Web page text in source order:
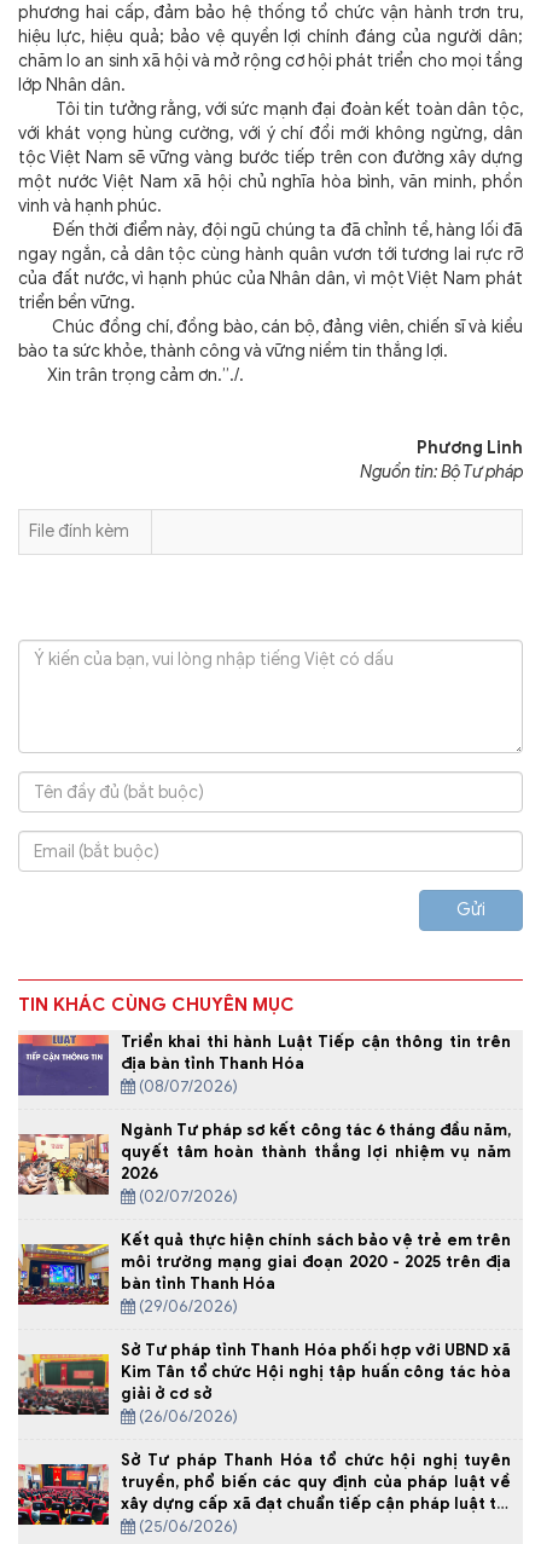
phương hai cấp, đảm bảo hệ thống tổ chức vận hành trơn tru,
hiệu lực, hiệu quả; bảo vệ quyền lợi chính đáng của người dân;
chăm lo an sinh xã hội và mở rộng cơ hội phát triển cho mọi tầng
lớp Nhân dân.
Tôi tin tưởng rằng, với sức mạnh đại đoàn kết toàn dân tộc,
với khát vọng hùng cường, với ý chí đổi mới không ngừng, dân
tộc Việt Nam sẽ vững vàng bước tiếp trên con đường xây dựng
một nước Việt Nam xã hội chủ nghĩa hòa bình, văn minh, phồn
vinh và hạnh phúc.
Đến thời điểm này, đội ngũ chúng ta đã chỉnh tề, hàng lối đã
ngay ngắn, cả dân tộc cùng hành quân vươn tới tương lai rực rỡ
của đất nước, vì hạnh phúc của Nhân dân, vì một Việt Nam phát
triển bền vững.
Chúc đồng chí, đồng bào, cán bộ, đảng viên, chiến sĩ và kiều
bào ta sức khỏe, thành công và vững niềm tin thắng lợi.
Xin trân trọng cảm ơn.”./.
Phương Linh
Nguồn tin: Bộ Tư pháp
File đính kèm
Gửi
TIN KHÁC CÙNG CHUYÊN MỤC
Triển khai thi hành Luật Tiếp cận thông tin trên
địa bàn tỉnh Thanh Hóa
(08/07/2026)
Ngành Tư pháp sơ kết công tác 6 tháng đầu năm,
quyết tâm hoàn thành thắng lợi nhiệm vụ năm
2026
(02/07/2026)
Kết quả thực hiện chính sách bảo vệ trẻ em trên
môi trường mạng giai đoạn 2020 - 2025 trên địa
bàn tỉnh Thanh Hóa
(29/06/2026)
Sở Tư pháp tỉnh Thanh Hóa phối hợp với UBND xã
Kim Tân tổ chức Hội nghị tập huấn công tác hòa
giải ở cơ sở
(26/06/2026)
Sở Tư pháp Thanh Hóa tổ chức hội nghị tuyên
truyền, phổ biến các quy định của pháp luật về
xây dựng cấp xã đạt chuẩn tiếp cận pháp luật tại
Xã Yên Định
(25/06/2026)